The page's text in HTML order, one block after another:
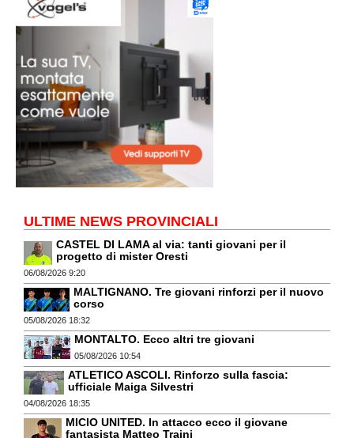
ULTIME NEWS PROVINCIALI
CASTEL DI LAMA al via: tanti giovani per il
progetto di mister Oresti
06/08/2026 9:20
MALTIGNANO. Tre giovani rinforzi per il nuovo
corso
05/08/2026 18:32
MONTALTO. Ecco altri tre giovani
05/08/2026 10:54
ATLETICO ASCOLI. Rinforzo sulla fascia:
ufficiale Maiga Silvestri
04/08/2026 18:35
MICIO UNITED. In attacco ecco il giovane
fantasista Matteo Traini